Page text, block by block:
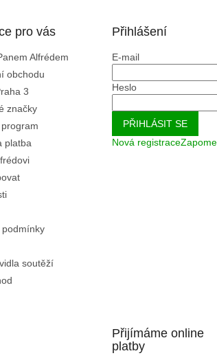
pro vás
Alfrédem
obchodu
3
značky
platba
soutěží
Přihlášení
E-mail
Heslo
PŘIHLÁSIT SE
Nová registrace
Přijímáme online
platby